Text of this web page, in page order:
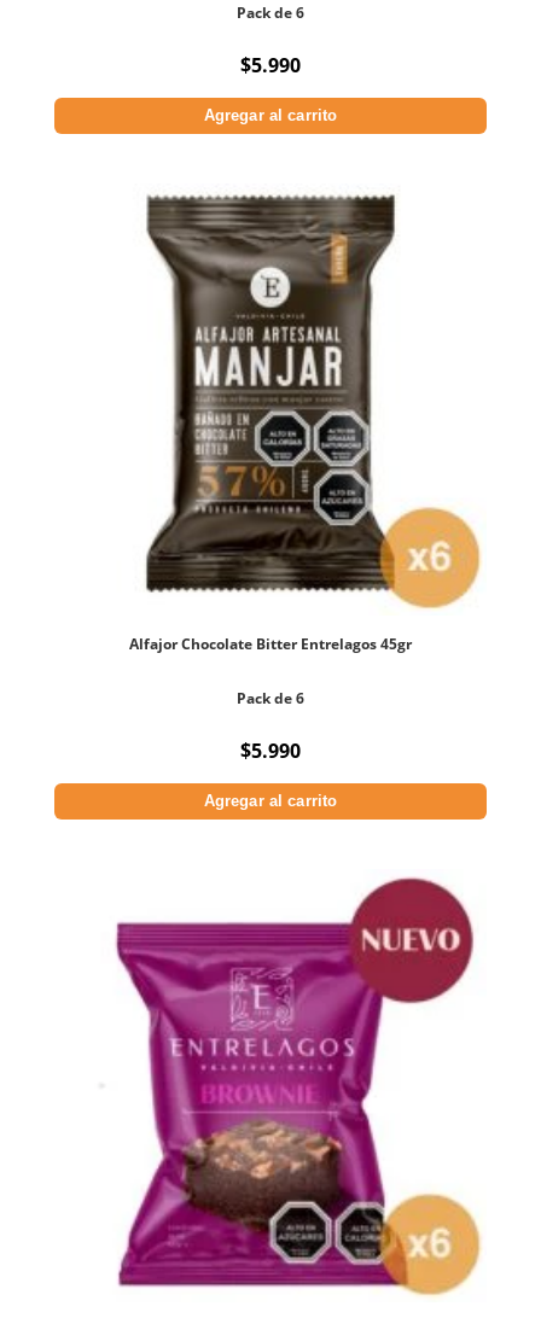
Pack de 6
$5.990
Agregar al carrito
Alfajor Chocolate Bitter Entrelagos 45gr
Pack de 6
$5.990
Agregar al carrito